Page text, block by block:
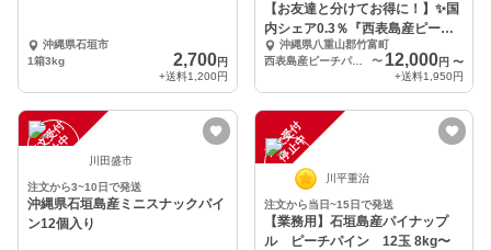
沖縄県石垣市
1箱3kg
2,700円
+送料1,200円
【お友達と分けてお得に！】✨国
内シェア0.3％『西表島産ピーチ
パイン』✨
沖縄県八重山郡竹富町
西表島産ピーチパイン11Kg（16玉入）600g〜800g/1玉
〜 12,000円 〜
+送料1,950円
注
文
受
付
停
止
中 川田盛市
注文から3~10日で発送
沖縄県石垣島産ミニスナックパイ
ン12個入り
注
文
受
付
停
止
中
川平重治
注文から当日~15日で発送
【業務用】石垣島産パイナップ
ル ピーチパイン 12玉 8kg〜